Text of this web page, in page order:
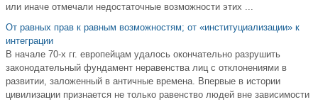
или иначе отмечали недостаточные возможности этих ...
От равных прав к равным возможностям; от «институциализации» к
интеграции
В начале 70-х гг. европейцам удалось окончательно разрушить
законодательный фундамент неравенства лиц с отклонениями в
развитии, заложенный в античные времена. Впервые в истории
цивилизации признается не только равенство людей вне зависимости